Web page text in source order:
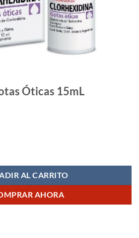
Óticas 15mL
AL CARRITO
AHORA